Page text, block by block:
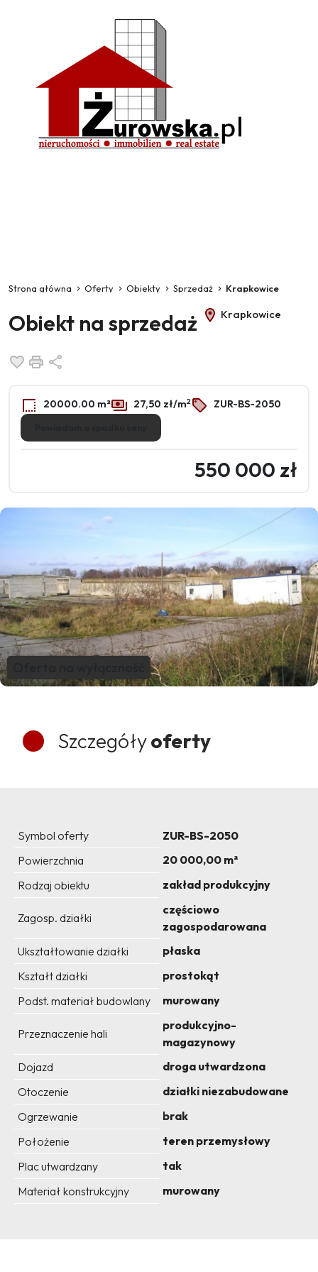
Strona główna Oferty Obiekty Sprzedaż Krapkowice
Obiekt na sprzedaż Krapkowice
Dodaj do ulubionych
Drukuj
20000.00 m² 27,50 zł/m2 ZUR-BS-2050
550 000 zł
Szczegółyoferty
Symbol oferty
ZUR-BS-2050
Powierzchnia
20 000,00 m²
Rodzaj obiektu
zakład produkcyjny
Zagosp. działki
częściowo
zagospodarowana
Ukształtowanie działki
płaska
Kształt działki
prostokąt
Podst. materiał budowlany
murowany
Przeznaczenie hali
produkcyjno-
magazynowy
Dojazd
droga utwardzona
Otoczenie
działki niezabudowane
Ogrzewanie
brak
Położenie
teren przemysłowy
Plac utwardzany
tak
Materiał konstrukcyjny
murowany